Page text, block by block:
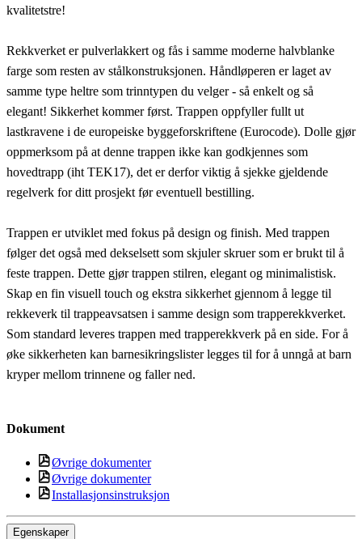
kvalitetstre!
Rekkverket er pulverlakkert og fås i samme moderne halvblanke
farge som resten av stålkonstruksjonen. Håndløperen er laget av
samme type heltre som trinntypen du velger - så enkelt og så
elegant! Sikkerhet kommer først. Trappen oppfyller fullt ut
lastkravene i de europeiske byggeforskriftene (Eurocode). Dolle gjør
oppmerksom på at denne trappen ikke kan godkjennes som
hovedtrapp (iht TEK17), det er derfor viktig å sjekke gjeldende
regelverk for ditt prosjekt før eventuell bestilling.
Trappen er utviklet med fokus på design og finish. Med trappen
følger det også med dekselsett som skjuler skruer som er brukt til å
feste trappen. Dette gjør trappen stilren, elegant og minimalistisk.
Skap en fin visuell touch og ekstra sikkerhet gjennom å legge til
rekkeverk til trappeavsatsen i samme design som trapperekkverket.
Som standard leveres trappen med trapperekkverk på en side. For å
øke sikkerheten kan barnesikringslister legges til for å unngå at barn
kryper mellom trinnene og faller ned.
Dokument
Øvrige dokumenter
Øvrige dokumenter
Installasjonsinstruksjon
Egenskaper